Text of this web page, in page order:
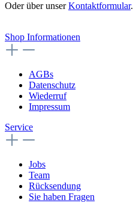
Oder über unserKontaktformular.
Shop Informationen
AGBs
Datenschutz
Wiederruf
Impressum
Service
Jobs
Team
Rücksendung
Sie haben Fragen